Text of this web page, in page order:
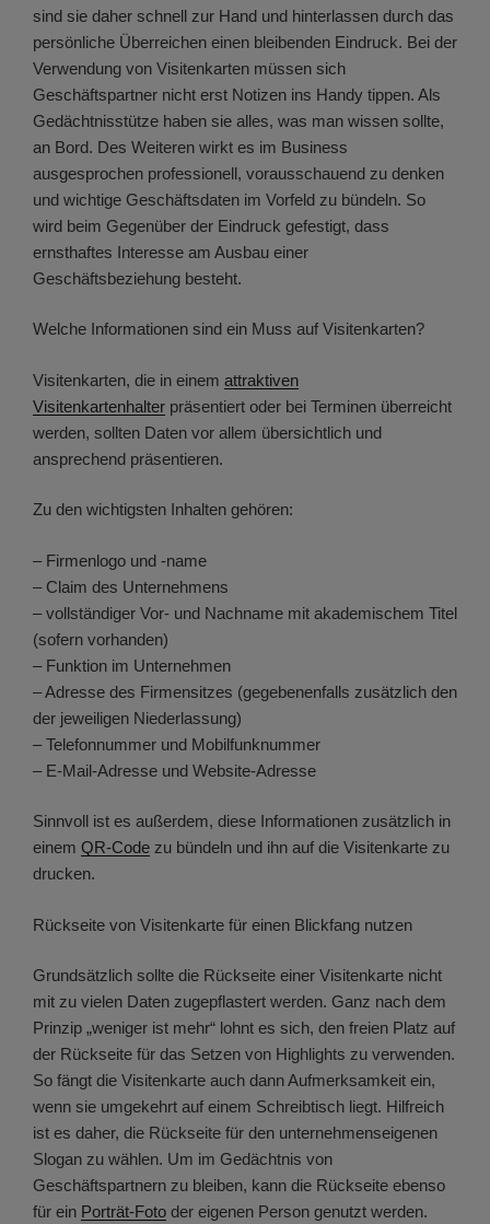
sind sie daher schnell zur Hand und hinterlassen durch das
persönliche Überreichen einen bleibenden Eindruck. Bei der
Verwendung von Visitenkarten müssen sich
Geschäftspartner nicht erst Notizen ins Handy tippen. Als
Gedächtnisstütze haben sie alles, was man wissen sollte,
an Bord. Des Weiteren wirkt es im Business
ausgesprochen professionell, vorausschauend zu denken
und wichtige Geschäftsdaten im Vorfeld zu bündeln. So
wird beim Gegenüber der Eindruck gefestigt, dass
ernsthaftes Interesse am Ausbau einer
Geschäftsbeziehung besteht.
Welche Informationen sind ein Muss auf Visitenkarten?
Visitenkarten, die in einem attraktiven
Visitenkartenhalter präsentiert oder bei Terminen überreicht
werden, sollten Daten vor allem übersichtlich und
ansprechend präsentieren.
Zu den wichtigsten Inhalten gehören:
– Firmenlogo und -name
– Claim des Unternehmens
– vollständiger Vor- und Nachname mit akademischem Titel
(sofern vorhanden)
– Funktion im Unternehmen
– Adresse des Firmensitzes (gegebenenfalls zusätzlich den
der jeweiligen Niederlassung)
– Telefonnummer und Mobilfunknummer
– E-Mail-Adresse und Website-Adresse
Sinnvoll ist es außerdem, diese Informationen zusätzlich in
einem QR-Code zu bündeln und ihn auf die Visitenkarte zu
drucken.
Rückseite von Visitenkarte für einen Blickfang nutzen
Grundsätzlich sollte die Rückseite einer Visitenkarte nicht
mit zu vielen Daten zugepflastert werden. Ganz nach dem
Prinzip „weniger ist mehr“ lohnt es sich, den freien Platz auf
der Rückseite für das Setzen von Highlights zu verwenden.
So fängt die Visitenkarte auch dann Aufmerksamkeit ein,
wenn sie umgekehrt auf einem Schreibtisch liegt. Hilfreich
ist es daher, die Rückseite für den unternehmenseigenen
Slogan zu wählen. Um im Gedächtnis von
Geschäftspartnern zu bleiben, kann die Rückseite ebenso
für ein Porträt-Foto der eigenen Person genutzt werden.